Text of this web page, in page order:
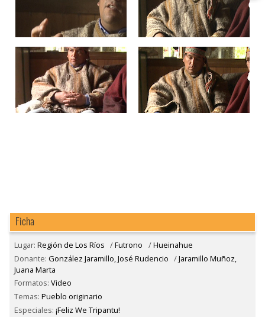
Ficha
Lugar: Región de Los Ríos /Futrono /Hueinahue
Donante: González Jaramillo, José Rudencio /Jaramillo Muñoz,
Juana Marta
Formatos: Video
Temas: Pueblo originario
Especiales: ¡Feliz We Tripantu!